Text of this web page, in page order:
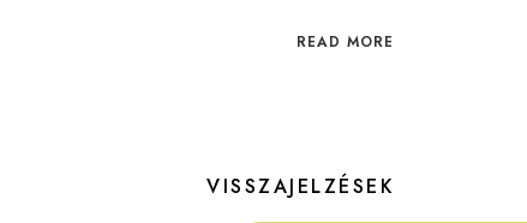
READ MORE
VISSZAJELZÉSEK